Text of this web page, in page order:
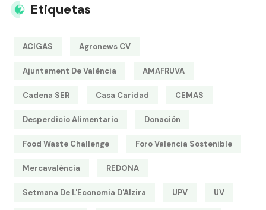
Etiquetas
ACIGAS Agronews CV
Ajuntament De València AMAFRUVA
Cadena SER Casa Caridad CEMAS
Desperdicio Alimentario Donación
Food Waste Challenge Foro Valencia Sostenible
Mercavalència REDONA
Setmana De L'Economia D'Alzira UPV UV